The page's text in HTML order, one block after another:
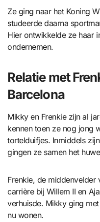
Ze ging naar het Koning
studeerde daarna
Hier ontwikkelde ze haar
ondernemen.
Relatie met
Barcelona
Mikky en Frenkie zijn al
kennen toen ze nog jong
tortelduifjes. Inmiddels
gingen ze samen het
Frenkie, de middenvelder
carrière bij Willem II en
verhuisde. Mikky ging
nu wonen.